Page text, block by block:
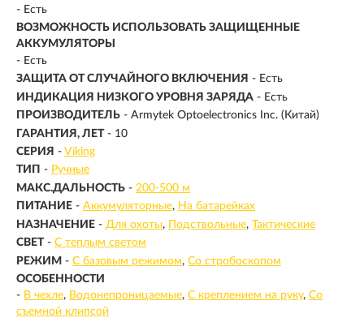
- Есть
ВОЗМОЖНОСТЬ ИСПОЛЬЗОВАТЬ ЗАЩИЩЕННЫЕ
АККУМУЛЯТОРЫ
- Есть
ЗАЩИТА ОТ СЛУЧАЙНОГО ВКЛЮЧЕНИЯ - Есть
ИНДИКАЦИЯ НИЗКОГО УРОВНЯ ЗАРЯДА - Есть
ПРОИЗВОДИТЕЛЬ - Armytek Optoelectronics Inc. (Китай)
ГАРАНТИЯ, ЛЕТ - 10
СЕРИЯ - Viking
ТИП - Ручные
МАКС.ДАЛЬНОСТЬ - 200-500 м
ПИТАНИЕ - Аккумуляторные
На батарейках
НАЗНАЧЕНИЕ - Для охоты Подствольные Тактические
СВЕТ - С теплым светом
РЕЖИМ - С базовым режимом Со стробоскопом
ОСОБЕННОСТИ
- В чехле Водонепроницаемые С креплением на руку Со
съемной клипсой